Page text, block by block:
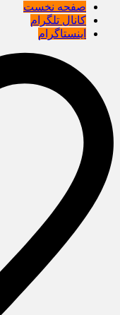
صفحه نخست
کانال تلگرام
اینستاگرام